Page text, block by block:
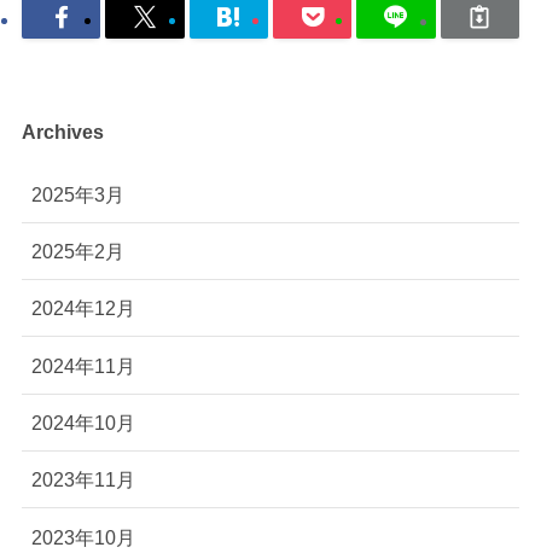
Archives
2025年3月
2025年2月
2024年12月
2024年11月
2024年10月
2023年11月
2023年10月